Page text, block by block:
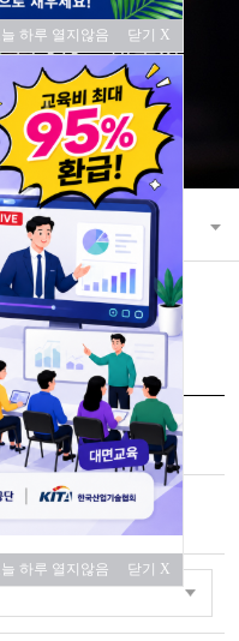
나가는 한국산
회
과정 안내
링 시뮬레이션 실무
늘 하루 열지않음 닫기 X
늘 하루 열지않음 닫기 X